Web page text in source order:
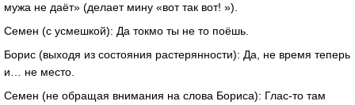
мужа не даёт» (делает мину «вот так вот! »).
Семен (с усмешкой): Да токмо ты не то поёшь.
Борис (выходя из состояния растерянности): Да, не время теперь
и… не место.
Семен (не обращая внимания на слова Бориса): Глас-то там